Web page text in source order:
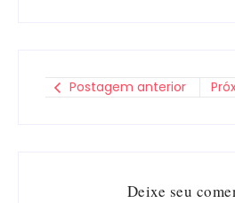
Postagem anterior
Deixe seu